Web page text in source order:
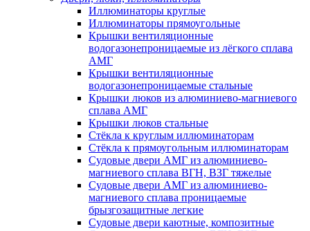
Иллюминаторы круглые
Иллюминаторы прямоугольные
Крышки вентиляционные
водогазонепроницаемые из лёгкого сплава
АМГ
Крышки вентиляционные
водогазонепроницаемые стальные
Крышки люков из алюминиево-магниевого
сплава АМГ
Крышки люков стальные
Стёкла к круглым иллюминаторам
Стёкла к прямоугольным иллюминаторам
Судовые двери АМГ из алюминиево-
магниевого сплава ВГН, ВЗГ тяжелые
Судовые двери АМГ из алюминиево-
магниевого сплава проницаемые
брызгозащитные легкие
Судовые двери каютные, композитные